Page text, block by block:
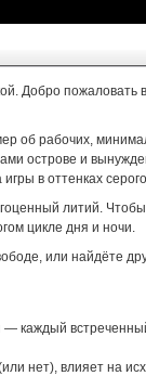
Добро пожаловать
об рабочих,
острове и
в оттенках
литий.
цикле дня и ночи.
или найдёте
каждый
нет), влияет на